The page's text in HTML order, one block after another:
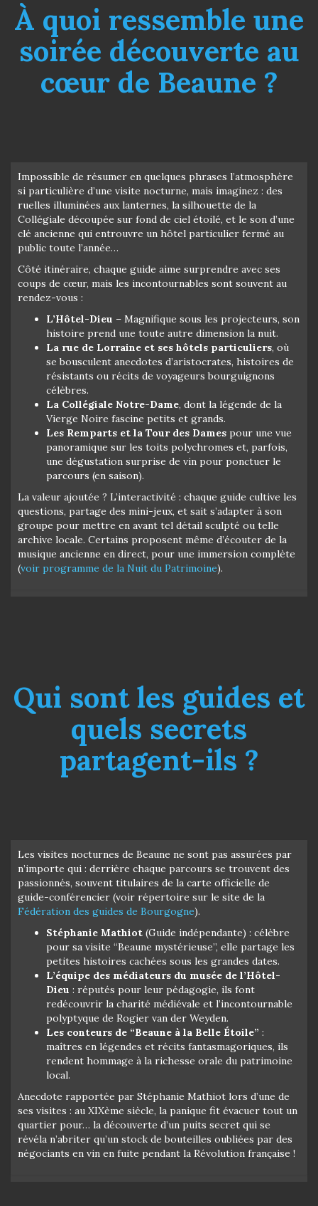
À quoi ressemble une
soirée découverte au
cœur de Beaune ?
Impossible de résumer en quelques phrases l’atmosphère
si particulière d’une visite nocturne, mais imaginez : des
ruelles illuminées aux lanternes, la silhouette de la
Collégiale découpée sur fond de ciel étoilé, et le son d’une
clé ancienne qui entrouvre un hôtel particulier fermé au
public toute l’année…
Côté itinéraire, chaque guide aime surprendre avec ses
coups de cœur, mais les incontournables sont souvent au
rendez-vous :
L’Hôtel-Dieu – Magnifique sous les projecteurs, son
histoire prend une toute autre dimension la nuit.
La rue de Lorraine et ses hôtels particuliers, où
se bousculent anecdotes d’aristocrates, histoires de
résistants ou récits de voyageurs bourguignons
célèbres.
La Collégiale Notre-Dame, dont la légende de la
Vierge Noire fascine petits et grands.
Les Remparts et la Tour des Dames pour une vue
panoramique sur les toits polychromes et, parfois,
une dégustation surprise de vin pour ponctuer le
parcours (en saison).
La valeur ajoutée ? L’interactivité : chaque guide cultive les
questions, partage des mini-jeux, et sait s’adapter à son
groupe pour mettre en avant tel détail sculpté ou telle
archive locale. Certains proposent même d’écouter de la
musique ancienne en direct, pour une immersion complète
(voir programme de la Nuit du Patrimoine).
Qui sont les guides et
quels secrets
partagent-ils ?
Les visites nocturnes de Beaune ne sont pas assurées par
n’importe qui : derrière chaque parcours se trouvent des
passionnés, souvent titulaires de la carte officielle de
guide-conférencier (voir répertoire sur le site de la
Fédération des guides de Bourgogne).
Stéphanie Mathiot (Guide indépendante) : célèbre
pour sa visite “Beaune mystérieuse”, elle partage les
petites histoires cachées sous les grandes dates.
L’équipe des médiateurs du musée de l’Hôtel-
Dieu : réputés pour leur pédagogie, ils font
redécouvrir la charité médiévale et l’incontournable
polyptyque de Rogier van der Weyden.
Les conteurs de “Beaune à la Belle Étoile” :
maîtres en légendes et récits fantasmagoriques, ils
rendent hommage à la richesse orale du patrimoine
local.
Anecdote rapportée par Stéphanie Mathiot lors d’une de
ses visites : au XIXème siècle, la panique fit évacuer tout un
quartier pour… la découverte d’un puits secret qui se
révéla n’abriter qu’un stock de bouteilles oubliées par des
négociants en vin en fuite pendant la Révolution française !